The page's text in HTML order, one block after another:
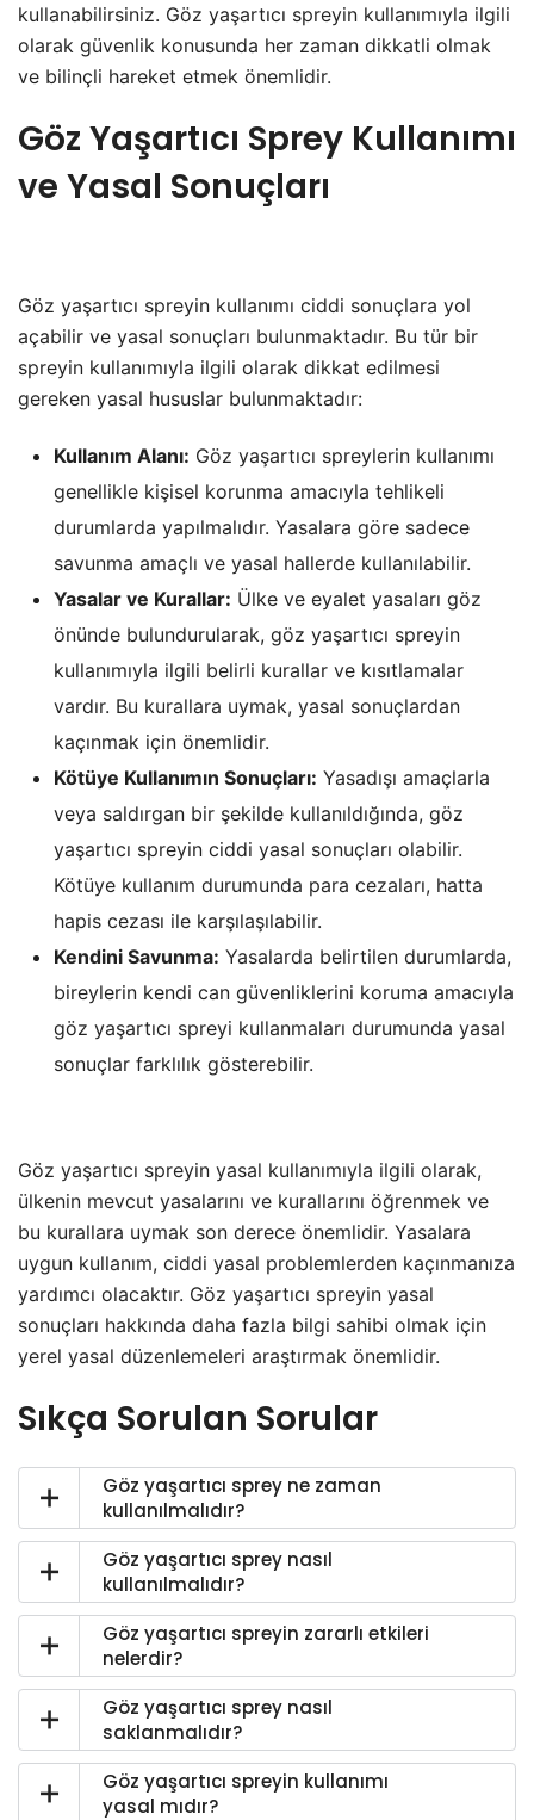
kullanabilirsiniz. Göz yaşartıcı spreyin kullanımıyla ilgili
olarak güvenlik konusunda her zaman dikkatli olmak
ve bilinçli hareket etmek önemlidir.
Göz Yaşartıcı Sprey Kullanımı
ve Yasal Sonuçları
Göz yaşartıcı spreyin kullanımı ciddi sonuçlara yol
açabilir ve yasal sonuçları bulunmaktadır. Bu tür bir
spreyin kullanımıyla ilgili olarak dikkat edilmesi
gereken yasal hususlar bulunmaktadır:
Kullanım Alanı: Göz yaşartıcı spreylerin kullanımı
genellikle kişisel korunma amacıyla tehlikeli
durumlarda yapılmalıdır. Yasalara göre sadece
savunma amaçlı ve yasal hallerde kullanılabilir.
Yasalar ve Kurallar: Ülke ve eyalet yasaları göz
önünde bulundurularak, göz yaşartıcı spreyin
kullanımıyla ilgili belirli kurallar ve kısıtlamalar
vardır. Bu kurallara uymak, yasal sonuçlardan
kaçınmak için önemlidir.
Kötüye Kullanımın Sonuçları: Yasadışı amaçlarla
veya saldırgan bir şekilde kullanıldığında, göz
yaşartıcı spreyin ciddi yasal sonuçları olabilir.
Kötüye kullanım durumunda para cezaları, hatta
hapis cezası ile karşılaşılabilir.
Kendini Savunma: Yasalarda belirtilen durumlarda,
bireylerin kendi can güvenliklerini koruma amacıyla
göz yaşartıcı spreyi kullanmaları durumunda yasal
sonuçlar farklılık gösterebilir.
Göz yaşartıcı spreyin yasal kullanımıyla ilgili olarak,
ülkenin mevcut yasalarını ve kurallarını öğrenmek ve
bu kurallara uymak son derece önemlidir. Yasalara
uygun kullanım, ciddi yasal problemlerden kaçınmanıza
yardımcı olacaktır. Göz yaşartıcı spreyin yasal
sonuçları hakkında daha fazla bilgi sahibi olmak için
yerel yasal düzenlemeleri araştırmak önemlidir.
Sıkça Sorulan Sorular
Göz yaşartıcı sprey ne zaman
kullanılmalıdır?
Göz yaşartıcı sprey nasıl
kullanılmalıdır?
Göz yaşartıcı spreyin zararlı etkileri
nelerdir?
Göz yaşartıcı sprey nasıl
saklanmalıdır?
Göz yaşartıcı spreyin kullanımı
yasal mıdır?